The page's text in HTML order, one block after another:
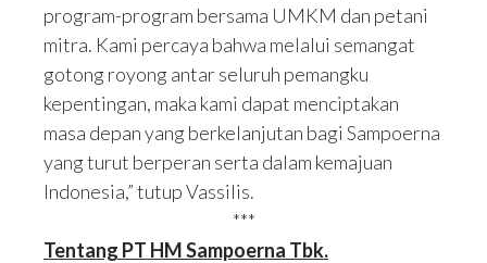
program-program bersama UMKM dan petani
mitra. Kami percaya bahwa melalui semangat
gotong royong antar seluruh pemangku
kepentingan, maka kami dapat menciptakan
masa depan yang berkelanjutan bagi Sampoerna
yang turut berperan serta dalam kemajuan
Indonesia,” tutup Vassilis.
***
Tentang PT HM Sampoerna Tbk.